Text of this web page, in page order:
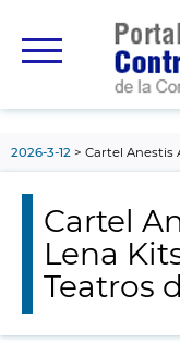
principal
2026-3-12 Cartel Anestis
Cartel
Lena
Teatros